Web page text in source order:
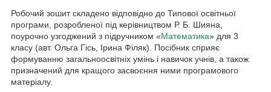
Робочий зошит складено відповідно до Типової освітньої
програми, розробленої під керівництвом Р. Б. Шияна,
поурочно узгоджений з підручником «Математика» для 3
класу (авт. Ольга Гісь, Ірина Філяк). Посібник сприяє
формуванню загальноосвітніх умінь і навичок учнів, а також
призначений для кращого засвоєння ними програмового
матеріалу.